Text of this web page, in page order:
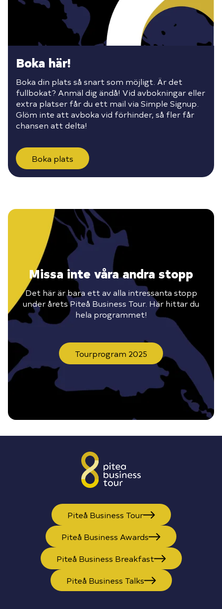
Boka här!
Boka din plats så snart som möjligt. Är det
fullbokat? Anmäl dig ändå! Vid avbokningar eller
extra platser får du ett mail via Simple Signup.
Glöm inte att avboka vid förhinder, så fler får
chansen att delta!
Boka plats
Missa inte våra andra stopp
Det här är bara ett av alla intressanta stopp
under årets Piteå Business Tour. Här hittar du
hela programmet!
Tourprogram 2025
Piteå Business Tour
Piteå Business Awards
Piteå Business Breakfast
Piteå Business Talks